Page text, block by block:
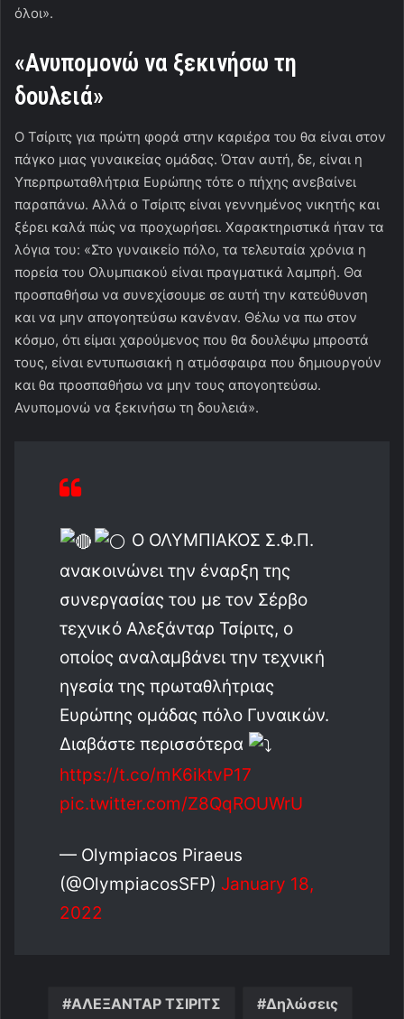
όλοι».
«Ανυπομονώ να ξεκινήσω τη
δουλειά»
Ο Τσίριτς για πρώτη φορά στην καριέρα του θα είναι στον
πάγκο μιας γυναικείας ομάδας. Όταν αυτή, δε, είναι η
Υπερπρωταθλήτρια Ευρώπης τότε ο πήχης ανεβαίνει
παραπάνω. Αλλά ο Τσίριτς είναι γεννημένος νικητής και
ξέρει καλά πώς να προχωρήσει. Χαρακτηριστικά ήταν τα
λόγια του: «Στο γυναικείο πόλο, τα τελευταία χρόνια η
πορεία του Ολυμπιακού είναι πραγματικά λαμπρή. Θα
προσπαθήσω να συνεχίσουμε σε αυτή την κατεύθυνση
και να μην απογοητεύσω κανέναν. Θέλω να πω στον
κόσμο, ότι είμαι χαρούμενος που θα δουλέψω μπροστά
τους, είναι εντυπωσιακή η ατμόσφαιρα που δημιουργούν
και θα προσπαθήσω να μην τους απογοητεύσω.
Ανυπομονώ να ξεκινήσω τη δουλειά».
Ο ΟΛΥΜΠΙΑΚΟΣ Σ.Φ.Π.
ανακοινώνει την έναρξη της
συνεργασίας του με τον Σέρβο
τεχνικό Aλεξάνταρ Τσίριτς, ο
οποίος αναλαμβάνει την τεχνική
ηγεσία της πρωταθλήτριας
Ευρώπης ομάδας πόλο Γυναικών.
Διαβάστε περισσότερα
https://t.co/mK6iktvP17
pic.twitter.com/Z8QqROUWrU
— Olympiacos Piraeus
(@OlympiacosSFP) January 18,
2022
ΑΛΕΞΑΝΤΑΡ ΤΣΙΡΙΤΣ Δηλώσεις